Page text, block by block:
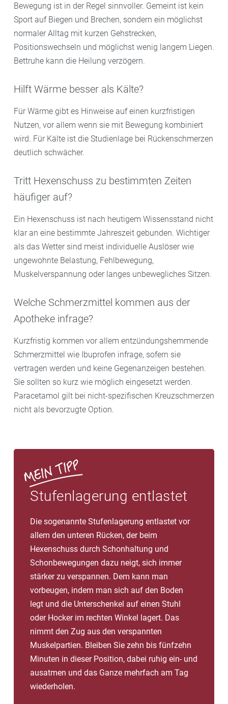
Bewegung ist in der Regel sinnvoller. Gemeint ist kein
Sport auf Biegen und Brechen, sondern ein möglichst
normaler Alltag mit kurzen Gehstrecken,
Positionswechseln und möglichst wenig langem Liegen.
Bettruhe kann die Heilung verzögern.
Hilft Wärme besser als Kälte?
Für Wärme gibt es Hinweise auf einen kurzfristigen
Nutzen, vor allem wenn sie mit Bewegung kombiniert
wird. Für Kälte ist die Studienlage bei Rückenschmerzen
deutlich schwächer.
Tritt Hexenschuss zu bestimmten Zeiten
häufiger auf?
Ein Hexenschuss ist nach heutigem Wissensstand nicht
klar an eine bestimmte Jahreszeit gebunden. Wichtiger
als das Wetter sind meist individuelle Auslöser wie
ungewohnte Belastung, Fehlbewegung,
Muskelverspannung oder langes unbewegliches Sitzen.
Welche Schmerzmittel kommen aus der
Apotheke infrage?
Kurzfristig kommen vor allem entzündungshemmende
Schmerzmittel wie Ibuprofen infrage, sofern sie
vertragen werden und keine Gegenanzeigen bestehen.
Sie sollten so kurz wie möglich eingesetzt werden.
Paracetamol gilt bei nicht-spezifischen Kreuzschmerzen
nicht als bevorzugte Option.
Stufenlagerung entlastet
Die sogenannte Stufenlagerung entlastet vor
allem den unteren Rücken, der beim
Hexenschuss durch Schonhaltung und
Schonbewegungen dazu neigt, sich immer
stärker zu verspannen. Dem kann man
vorbeugen, indem man sich auf den Boden
legt und die Unterschenkel auf einen Stuhl
oder Hocker im rechten Winkel lagert. Das
nimmt den Zug aus den verspannten
Muskelpartien. Bleiben Sie zehn bis fünfzehn
Minuten in dieser Position, dabei ruhig ein- und
ausatmen und das Ganze mehrfach am Tag
wiederholen.